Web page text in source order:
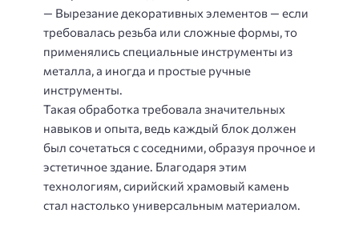
— Вырезание декоративных элементов — если
требовалась резьба или сложные формы, то
применялись специальные инструменты из
металла, а иногда и простые ручные
инструменты.
Такая обработка требовала значительных
навыков и опыта, ведь каждый блок должен
был сочетаться с соседними, образуя прочное и
эстетичное здание. Благодаря этим
технологиям, сирийский храмовый камень
стал настолько универсальным материалом.